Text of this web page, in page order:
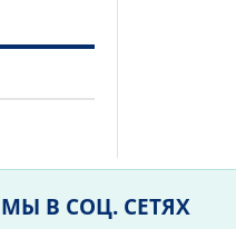
МЫ В СОЦ. СЕТЯХ